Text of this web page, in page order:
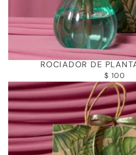
ROCIADOR DE
$ 100